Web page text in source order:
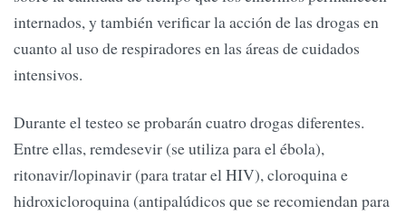
internados, y también verificar la acción de las drogas en
cuanto al uso de respiradores en las áreas de cuidados
intensivos.
Durante el testeo se probarán cuatro drogas diferentes.
Entre ellas, remdesevir (se utiliza para el ébola),
ritonavir/lopinavir (para tratar el HIV), cloroquina e
hidroxicloroquina (antipalúdicos que se recomiendan para